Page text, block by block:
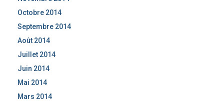
Octobre 2014
Septembre 2014
Août 2014
Juillet 2014
Juin 2014
Mai 2014
Mars 2014